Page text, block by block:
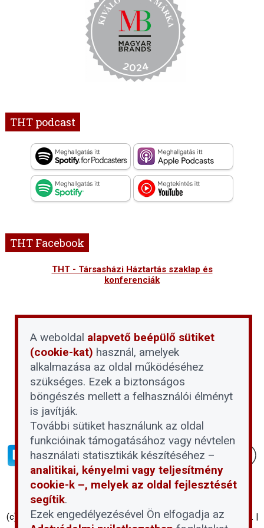
THT podcast
THT Facebook
THT - Társasházi Háztartás szaklap és
konferenciák
(c) Társasházi Háztartás 2026 | Proptech Digital Investment Zrt. |
A weboldal alapvető beépülő sütiket
(cookie-kat) használ, amelyek
alkalmazása az oldal működéséhez
szükséges. Ezek a biztonságos
böngészés mellett a felhasználói élményt
is javítják.
További sütiket használunk az oldal
funkcióinak támogatásához vagy névtelen
használati statisztikák készítéséhez –
analitikai, kényelmi vagy teljesítmény
cookie-k –, melyek az oldal fejlesztését
segítik.
Ezek engedélyezésével Ön elfogadja az